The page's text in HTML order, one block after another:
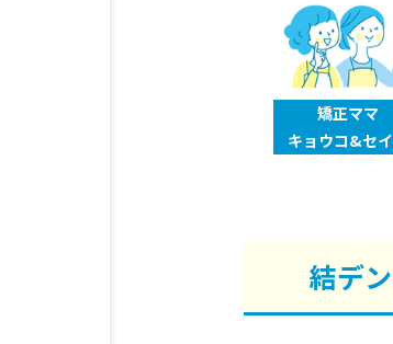
矯正ママ
キョウコ&セ
結デ